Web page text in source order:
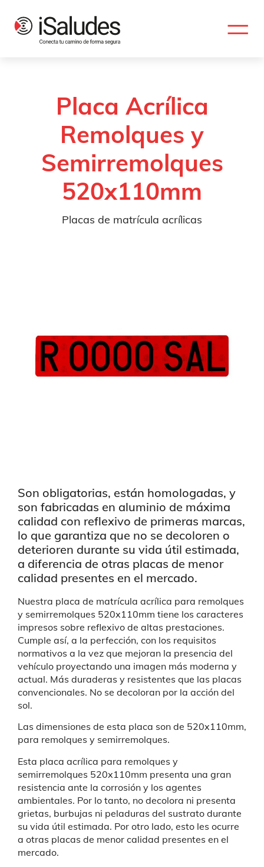
Placa Acrílica
Remolques y
Semirremolques
520x110mm
Placas de matrícula acrílicas
Son obligatorias, están homologadas, y
son fabricadas en aluminio de máxima
calidad con reflexivo de primeras marcas,
lo que garantiza que no se decoloren o
deterioren durante su vida útil estimada,
a diferencia de otras placas de menor
calidad presentes en el mercado.
Nuestra placa de matrícula acrílica para remolques
y semirremolques 520x110mm tiene los caracteres
impresos sobre reflexivo de altas prestaciones.
Cumple así, a la perfección, con los requisitos
normativos a la vez que mejoran la presencia del
vehículo proyectando una imagen más moderna y
actual. Más duraderas y resistentes que las placas
convencionales. No se decoloran por la acción del
sol.
Las dimensiones de esta placa son de 520x110mm,
para remolques y semirremolques.
Esta placa acrílica para remolques y
semirremolques 520x110mm presenta una gran
resistencia ante la corrosión y los agentes
ambientales. Por lo tanto, no decolora ni presenta
grietas, burbujas ni peladuras del sustrato durante
su vida útil estimada. Por otro lado, esto les ocurre
a otras placas de menor calidad presentes en el
mercado.